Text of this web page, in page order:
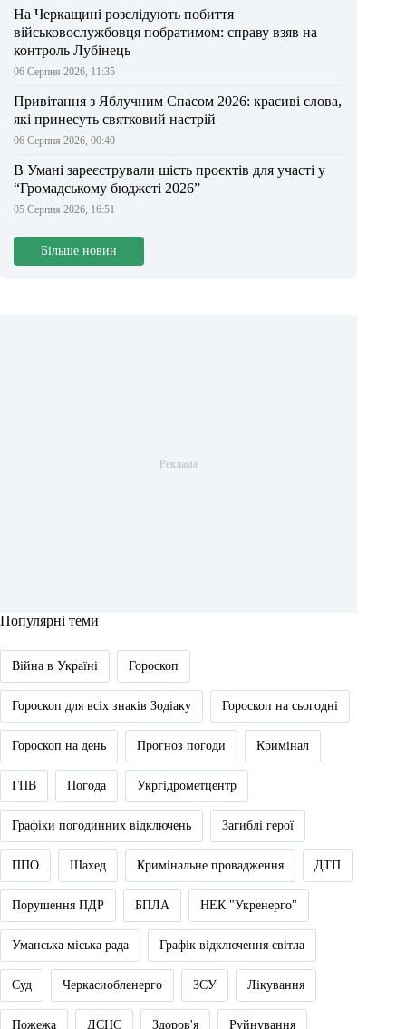
На Черкащині розслідують побиття
військовослужбовця побратимом: справу взяв на
контроль Лубінець
06 Серпня 2026, 11:35
Привітання з Яблучним Спасом 2026: красиві слова,
які принесуть святковий настрій
06 Серпня 2026, 00:40
В Умані зареєстрували шість проєктів для участі у
“Громадському бюджеті 2026”
05 Серпня 2026, 16:51
Більше новин
Популярні теми
Війна в Україні Гороскоп
Гороскоп для всіх знаків Зодіаку Гороскоп на сьогодні
Гороскоп на день Прогноз погоди Кримінал
ГПВ Погода Укргідрометцентр
Графіки погодинних відключень Загиблі герої
ППО Шахед Кримінальне провадження ДТП
Порушення ПДР БПЛА НЕК "Укренерго"
Уманська міська рада Графік відключення світла
Суд Черкасиобленерго ЗСУ Лікування
Пожежа ДСНС Здоров'я Руйнування